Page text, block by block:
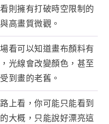
則擁有打破時空限制的
高畫質微觀。
看可以知道畫布顏料有
光線會改變顏色，甚至
到畫的老舊。
上看，你可能只能看到
大概，只能說好漂亮這